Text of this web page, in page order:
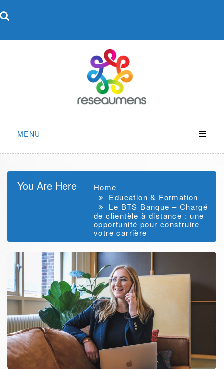
to
MENU
You Are Here
Home
Education & Formation
Le BTS Banque – Chargé
de clientèle à distance : une
opportunité pour construire
votre carrière